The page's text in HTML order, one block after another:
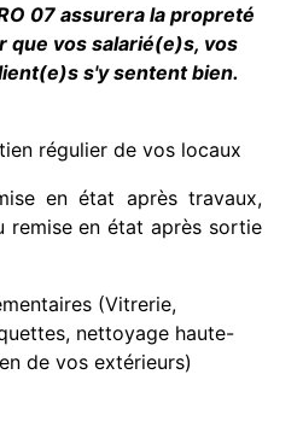
07 assurera la propreté
que vos salarié(e)s, vos
s'y sentent bien.
régulier de vos locaux
en état après travaux,
remise en état après sortie
(Vitrerie,
nettoyage haute-
de vos extérieurs)